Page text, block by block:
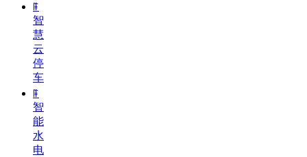
ꁹ
智
慧
云
停
车
ꁹ
智
能
水
电